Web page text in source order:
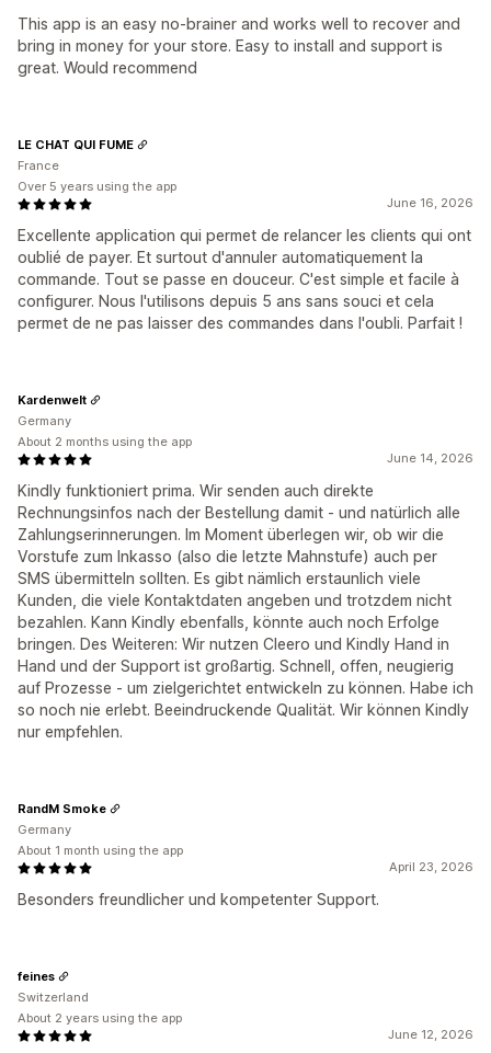
This app is an easy no-brainer and works well to recover and
bring in money for your store. Easy to install and support is
great. Would recommend
June 16, 2026
Excellente application qui permet de relancer les clients qui ont
oublié de payer. Et surtout d'annuler automatiquement la
commande. Tout se passe en douceur. C'est simple et facile à
configurer. Nous l'utilisons depuis 5 ans sans souci et cela
permet de ne pas laisser des commandes dans l'oubli. Parfait !
LE CHAT QUI FUME
France
Over 5 years using the app
June 14, 2026
Kindly funktioniert prima. Wir senden auch direkte
Rechnungsinfos nach der Bestellung damit - und natürlich alle
Zahlungserinnerungen. Im Moment überlegen wir, ob wir die
Vorstufe zum Inkasso (also die letzte Mahnstufe) auch per
SMS übermitteln sollten. Es gibt nämlich erstaunlich viele
Kunden, die viele Kontaktdaten angeben und trotzdem nicht
bezahlen. Kann Kindly ebenfalls, könnte auch noch Erfolge
bringen. Des Weiteren: Wir nutzen Cleero und Kindly Hand in
Hand und der Support ist großartig. Schnell, offen, neugierig
auf Prozesse - um zielgerichtet entwickeln zu können. Habe ich
so noch nie erlebt. Beeindruckende Qualität. Wir können Kindly
nur empfehlen.
Kardenwelt
Germany
About 2 months using the app
April 23, 2026
Besonders freundlicher und kompetenter Support.
RandM Smoke
Germany
About 1 month using the app
June 12, 2026
feines
Switzerland
About 2 years using the app